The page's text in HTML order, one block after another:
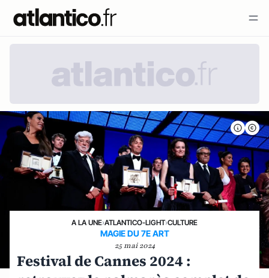
A LA UNE›ATLANTICO-LIGHT›CULTURE
MAGIE DU 7E ART
25 mai 2024
Festival de Cannes 2024 :